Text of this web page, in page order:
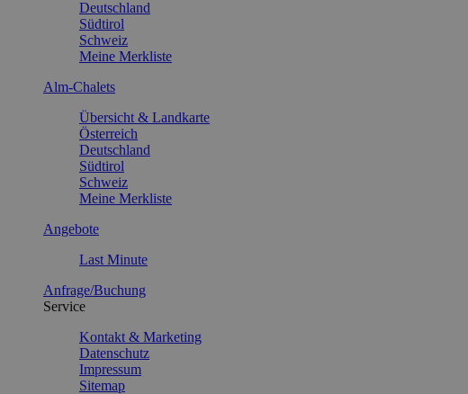
Deutschland
Südtirol
Schweiz
Meine Merkliste
Alm-Chalets
Übersicht & Landkarte
Österreich
Deutschland
Südtirol
Schweiz
Meine Merkliste
Angebote
Last Minute
Anfrage/Buchung
Service
Kontakt & Marketing
Datenschutz
Impressum
Sitemap